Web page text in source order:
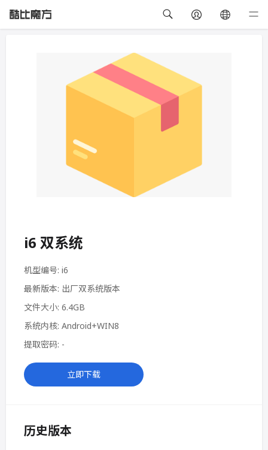
i6 双系统
机型编号: i6
最新版本: 出厂双系统版本
文件大小: 6.4GB
系统内核: Android+WIN8
提取密码: -
立即下载
历史版本